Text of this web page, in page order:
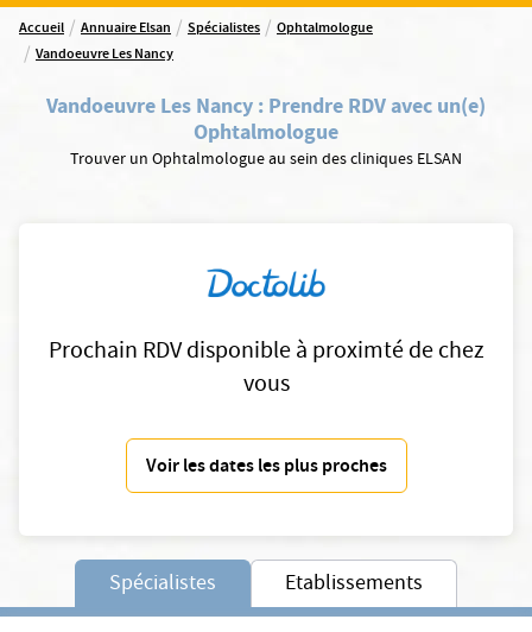
Accueil / Annuaire Elsan / Spécialistes / Ophtalmologue
/ Vandoeuvre Les Nancy
Vandoeuvre Les Nancy : Prendre RDV avec un(e)
Ophtalmologue
Trouver un Ophtalmologue au sein des cliniques ELSAN
Prochain RDV disponible à proximté de chez
vous
Voir les dates les plus proches
Spécialistes Etablissements